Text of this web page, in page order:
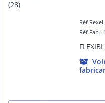
Réf
Réf Fab :